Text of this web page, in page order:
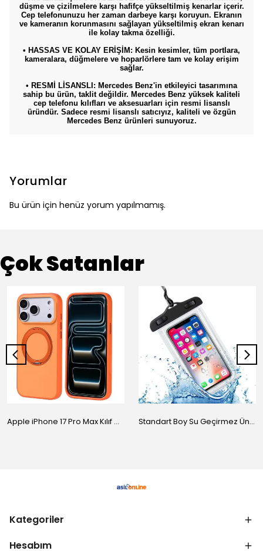
düşme ve çizilmelere karşı hafifçe yükseltilmiş kenarlar içerir.
Cep telefonunuzu her zaman darbeye karşı koruyun. Ekranın
ve kameranın korunmasını sağlayan yükseltilmiş ekran kenarı
ile kolay takma özelliği.
• HASSAS VE KOLAY ERİŞİM: Kesin kesimler, tüm portlara,
kameralara, düğmelere ve hoparlörlere tam ve kolay erişim
sağlar.
• RESMİ LİSANSLI: Mercedes Benz'in etkileyici tasarımına
sahip bu ürün, taklit değildir. Mercedes Benz yüksek kaliteli
cep telefonu kılıfları ve aksesuarları için resmi lisanslı
üründür. Sadece resmi lisanslı satıcıyız, kaliteli ve özgün
Mercedes Benz ürünleri sunuyoruz.
Yorumlar
Bu ürün için henüz yorum yapılmamış.
Çok Satanlar
Apple iPhone 17 Pro Max Kılıf M-Safe Şarj Özellikli Standlı Zore Proton Silikon Kapak Standart Boy Su Geçirmez Üniversal Kılıf
Kategoriler
Hesabım